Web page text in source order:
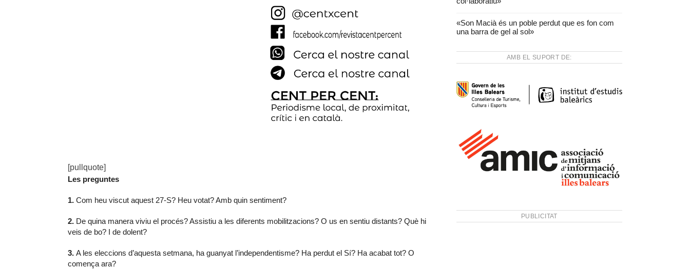
[pullquote]
Les preguntes
1. Com heu viscut aquest 27-S? Heu votat? Amb quin sentiment?
2. De quina manera viviu el procés? Assistiu a les diferents mobilitzacions? O us en sentiu distants? Què hi
veis de bo? I de dolent?
3. A les eleccions d’aquesta setmana, ha guanyat l’independentisme? Ha perdut el Sí? Ha acabat tot? O
comença ara?
«Son Macià és un poble perdut que es fon com
una barra de gel al sol»
AMB EL SUPORT DE:
PUBLICITAT